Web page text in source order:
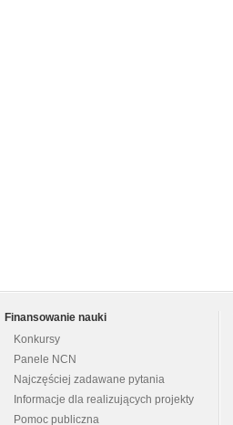
Finansowanie nauki
Konkursy
Panele NCN
Najczęściej zadawane pytania
Informacje dla realizujących projekty
Pomoc publiczna